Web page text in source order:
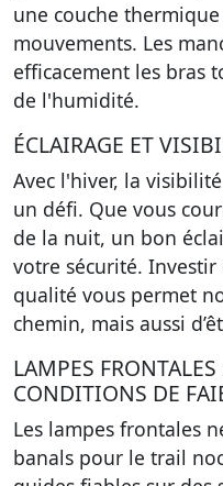
une couche
mouvements. Les
efficacement les bras
de l'humidité.
ÉCLAIRAGE ET
Avec l'hiver, la
un défi. Que vous
de la nuit, un bon
votre sécurité.
qualité vous permet
chemin, mais aussi
LAMPES
CONDITIONS DE
Les lampes frontales
banals pour le trail